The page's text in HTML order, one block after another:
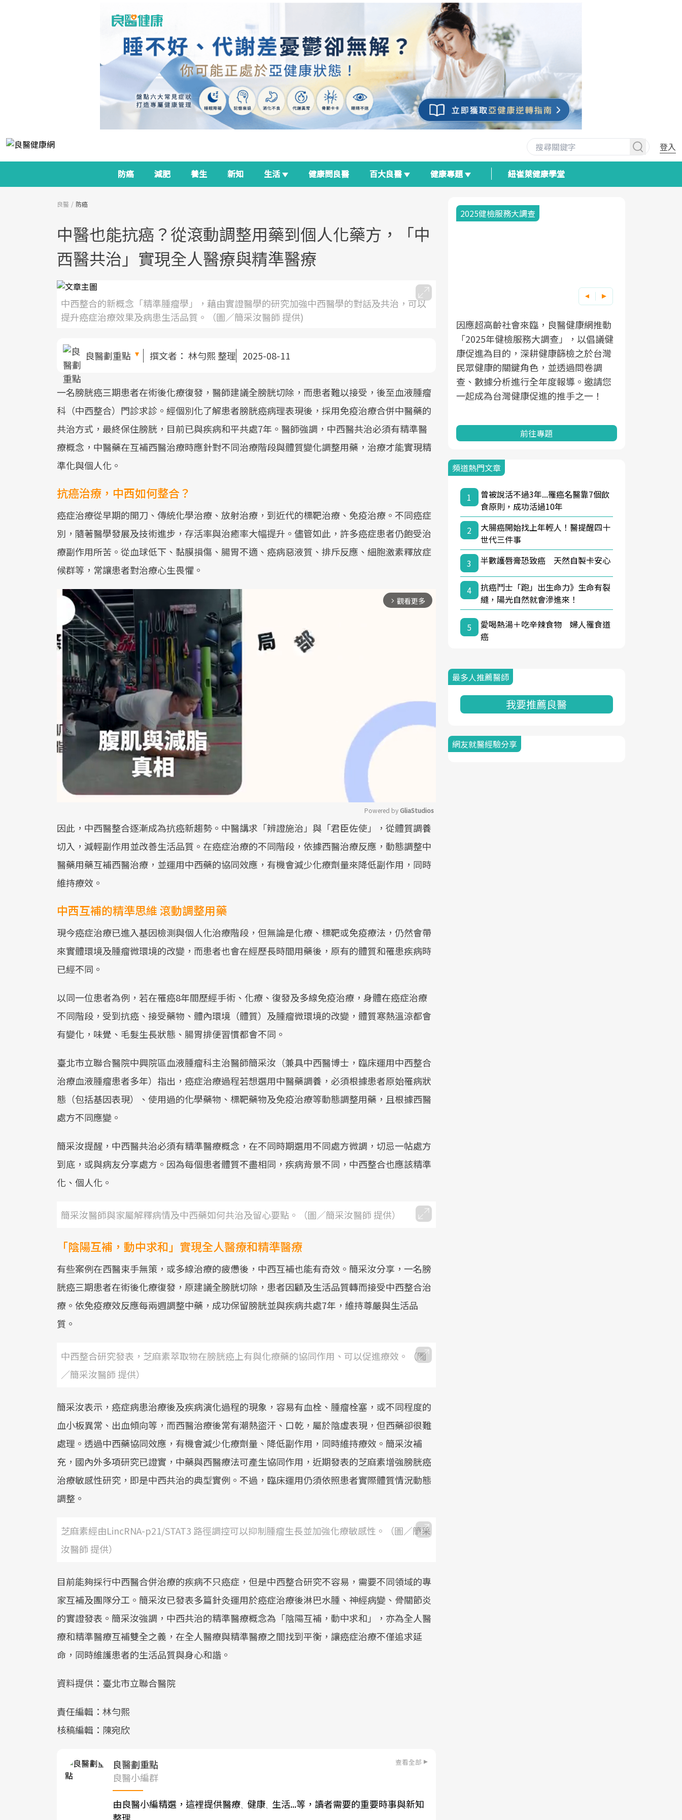
登入
防癌 減肥 養生 新知 生活 健康問良醫 百大良醫 健康專題 紐崔萊健康學堂
良醫 防癌
中醫也能抗癌？從滾動調整用藥到個人化藥方，「中
西醫共治」實現全人醫療與精準醫療
中西整合的新概念「精準腫瘤學」，藉由實證醫學的研究加強中西醫學的對話及共治，可以
提升癌症治療效果及病患生活品質。（圖／簡采汝醫師 提供)
良醫劃重點 撰文者： 林勻熙 整理 2025-08-11
一名膀胱癌三期患者在術後化療復發，醫師建議全膀胱切除，而患者難以接受，後至血液腫瘤
科（中西整合）門診求診。經個別化了解患者膀胱癌病理表現後，採用免疫治療合併中醫藥的
共治方式，最終保住膀胱，目前已與疾病和平共處7年。醫師強調，中西醫共治必須有精準醫
療概念，中醫藥在互補西醫治療時應針對不同治療階段與體質變化調整用藥，治療才能實現精
準化與個人化。
抗癌治療，中西如何整合？
癌症治療從早期的開刀、傳統化學治療、放射治療，到近代的標靶治療、免疫治療。不同癌症
別，隨著醫學發展及技術進步，存活率與治癒率大幅提升。儘管如此，許多癌症患者仍飽受治
療副作用所苦。從血球低下、黏膜損傷、腸胃不適、癌病惡液質、排斥反應、細胞激素釋放症
候群等，常讓患者對治療心生畏懼。
arrow_forward_ios 觀看更多
Mute
Powered by GliaStudios
因此，中西醫整合逐漸成為抗癌新趨勢。中醫講求「辨證施治」與「君臣佐使」，從體質調養
切入，減輕副作用並改善生活品質。在癌症治療的不同階段，依據西醫治療反應，動態調整中
醫藥用藥互補西醫治療，並運用中西藥的協同效應，有機會減少化療劑量來降低副作用，同時
維持療效。
中西互補的精準思維 滾動調整用藥
現今癌症治療已進入基因檢測與個人化治療階段，但無論是化療、標靶或免疫療法，仍然會帶
來實體環境及腫瘤微環境的改變，而患者也會在經歷長時間用藥後，原有的體質和罹患疾病時
已經不同。
以同一位患者為例，若在罹癌8年間歷經手術、化療、復發及多線免疫治療，身體在癌症治療
不同階段，受到抗癌、接受藥物、體內環境（體質）及腫瘤微環境的改變，體質寒熱溫涼都會
有變化，味覺、毛髮生長狀態、腸胃排便習慣都會不同。
臺北市立聯合醫院中興院區血液腫瘤科主治醫師簡采汝（兼具中西醫博士，臨床運用中西整合
治療血液腫瘤患者多年）指出，癌症治療過程若想選用中醫藥調養，必須根據患者原始罹病狀
態（包括基因表現）、使用過的化學藥物、標靶藥物及免疫治療等動態調整用藥，且根據西醫
處方不同應變。
簡采汝提醒，中西醫共治必須有精準醫療概念，在不同時期選用不同處方微調，切忌一帖處方
到底，或與病友分享處方。因為每個患者體質不盡相同，疾病背景不同，中西整合也應該精準
化、個人化。
簡采汝醫師與家屬解釋病情及中西藥如何共治及留心要點。（圖／簡采汝醫師 提供）
「陰陽互補，動中求和」實現全人醫療和精準醫療
有些案例在西醫束手無策，或多線治療的疲憊後，中西互補也能有奇效。簡采汝分享，一名膀
胱癌三期患者在術後化療復發，原建議全膀胱切除，患者因顧及生活品質轉而接受中西整合治
療。依免疫療效反應每兩週調整中藥，成功保留膀胱並與疾病共處7年，維持尊嚴與生活品
質。
中西整合研究發表，芝麻素萃取物在膀胱癌上有與化療藥的協同作用、可以促進療效。（圖
／簡采汝醫師 提供）
簡采汝表示，癌症病患治療後及疾病演化過程的現象，容易有血栓、腫瘤栓塞，或不同程度的
血小板異常、出血傾向等，而西醫治療後常有潮熱盜汗、口乾，屬於陰虛表現，但西藥卻很難
處理。透過中西藥協同效應，有機會減少化療劑量、降低副作用，同時維持療效。簡采汝補
充，國內外多項研究已證實，中藥與西醫療法可產生協同作用，近期發表的芝麻素增強膀胱癌
治療敏感性研究，即是中西共治的典型實例。不過，臨床運用仍須依照患者實際體質情況動態
調整。
芝麻素經由LincRNA-p21/STAT3 路徑調控可以抑制腫瘤生長並加強化療敏感性。（圖／簡采
汝醫師 提供）
目前能夠採行中西醫合併治療的疾病不只癌症，但是中西整合研究不容易，需要不同領域的專
家互補及團隊分工。簡采汝已發表多篇針灸運用於癌症治療後淋巴水腫、神經病變、骨關節炎
的實證發表。簡采汝強調，中西共治的精準醫療概念為「陰陽互補，動中求和」，亦為全人醫
療和精準醫療互補雙全之義，在全人醫療與精準醫療之間找到平衡，讓癌症治療不僅追求延
命，同時維護患者的生活品質與身心和諧。
資料提供：臺北市立聯合醫院
責任編輯：林勻熙
核稿編輯：陳宛欣
良醫劃重點 查看全部
良醫小編群
由良醫小編精選，這裡提供醫療 健康 生活...等，讀者需要的重要時事與新知
面對超高齡社會的浪潮，台灣正在快速
政策如「健康台灣推動委員會」與「長
療院所的服務，更是民眾了解自身健康
狀況、啟動健康管理的重要起點。
前往專題
2025年，就到良醫生活祭體驗「一站式
全面啟動你的健康革命！
前往專題
良醫健康網從「換季的身體變化」出
建立對亞健康的認知，進而引導實際的
前往專題
根據不同性別與年齡，帶你找到過去、
化，知道該如何照顧自己。
前往專題
2025健檢服務大調查
因應超高齡社會來臨，良醫健康網推動
「2025年健檢服務大調查」，以倡議健
康促進為目的，深耕健康篩檢之於台灣
民眾健康的關鍵角色，並透過問卷調
查、數據分析進行全年度報導。邀請您
一起成為台灣健康促進的推手之一！
前往專題
頻道熱門文章
1
曾被說活不過3年...罹癌名醫靠7個飲
食原則，成功活過10年
2
大腸癌開始找上年輕人！醫提醒四十
世代三件事
3
半數護唇膏恐致癌 天然自製卡安心
4
抗癌鬥士「跑」出生命力》生命有裂
縫，陽光自然就會滲進來！
5
愛喝熱湯＋吃辛辣食物 婦人罹食道
癌
最多人推薦醫師
我要推薦良醫
網友就醫經驗分享